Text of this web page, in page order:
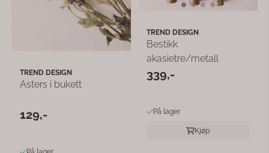
TREND DESIGN
Asters i bukett
129,-
TREND DESIGN
Bestikk
akasietre/metall
339,-
På lager
Kjøp